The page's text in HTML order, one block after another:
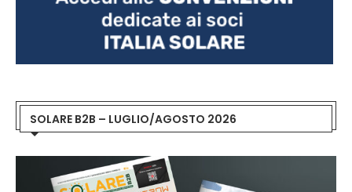
SOLARE B2B – LUGLIO/AGOSTO 2026